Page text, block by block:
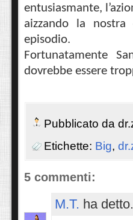
entusiasmante,
aizzando la
episodio.
Fortunatamente
dovrebbe essere
Pubblicato da
Etichette: Big,
5 commenti:
M.T. ha